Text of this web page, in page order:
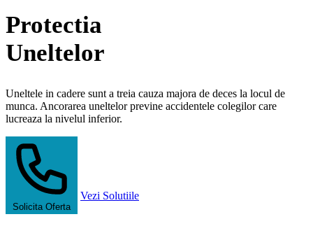
Protectia
Uneltelor
Uneltele in cadere sunt a treia cauza majora de deces la locul de
munca. Ancorarea uneltelor previne accidentele colegilor care
lucreaza la nivelul inferior.
Solicita Oferta
Vezi Solutiile